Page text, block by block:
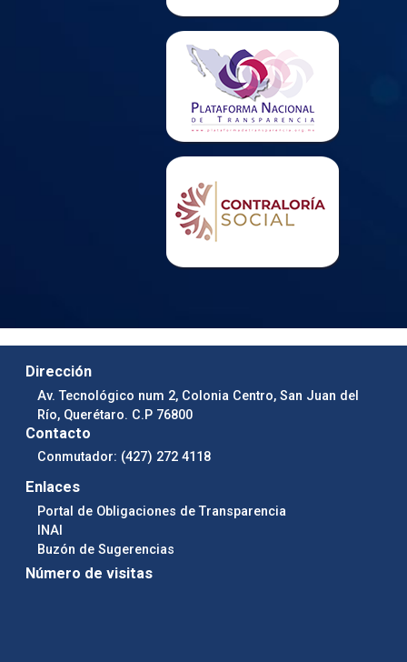
Dirección
Av. Tecnológico num 2, Colonia Centro, San Juan del
Río, Querétaro. C.P 76800
Contacto
Conmutador: (427) 272 4118
Enlaces
Portal de Obligaciones de Transparencia
INAI
Buzón de Sugerencias
Número de visitas